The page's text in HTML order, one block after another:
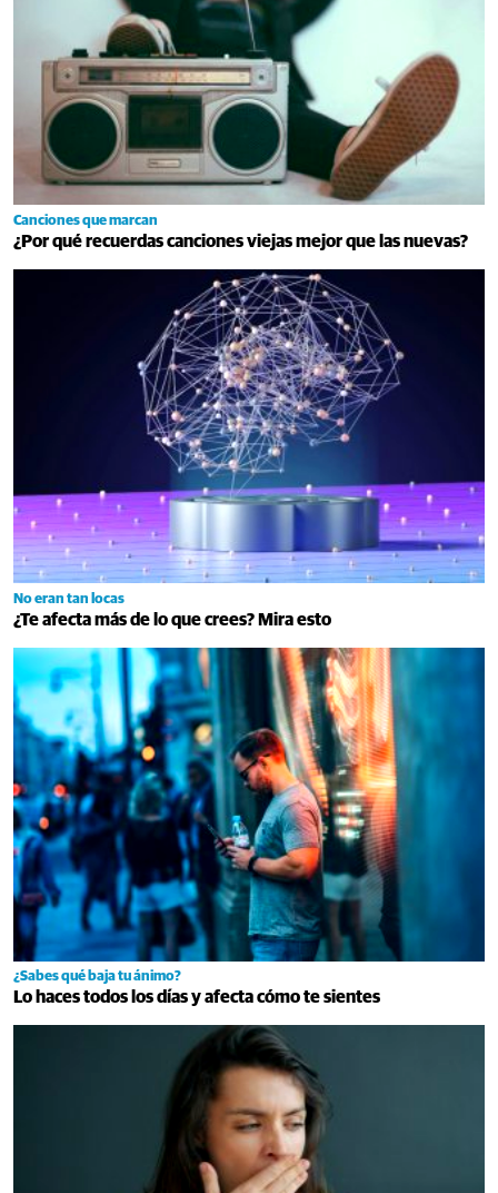
Canciones que marcan
¿Por qué recuerdas canciones viejas mejor que las nuevas?
No eran tan locas
¿Te afecta más de lo que crees? Mira esto
¿Sabes qué baja tu ánimo?
Lo haces todos los días y afecta cómo te sientes